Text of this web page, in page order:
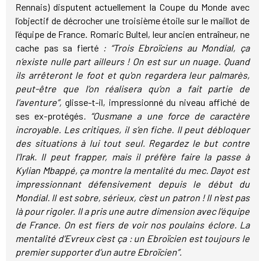
Rennais) disputent actuellement la Coupe du Monde avec
l’objectif de décrocher une troisième étoile sur le maillot de
l’équipe de France. Romaric Bultel, leur ancien entraîneur, ne
cache pas sa fierté : “Trois Ebroïciens au Mondial, ça
n’existe nulle part ailleurs ! On est sur un nuage. Quand
ils arrêteront le foot et qu'on regardera leur palmarès,
peut-être que l’on réalisera qu’on a fait partie de
l’aventure”, glisse-t-il, impressionné du niveau affiché de
ses ex-protégés. “Ousmane a une force de caractère
incroyable. Les critiques, il s’en fiche. Il peut débloquer
des situations à lui tout seul. Regardez le but contre
l’Irak. Il peut frapper, mais il préfère faire la passe à
Kylian Mbappé, ça montre la mentalité du mec. Dayot est
impressionnant défensivement depuis le début du
Mondial. Il est sobre, sérieux, c’est un patron ! Il n’est pas
là pour rigoler. Il a pris une autre dimension avec l’équipe
de France. On est fiers de voir nos poulains éclore. La
mentalité d’Evreux c’est ça : un Ebroïcien est toujours le
premier supporter d’un autre Ebroïcien”.